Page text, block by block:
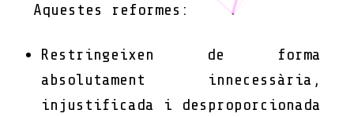
Aquestes reformes:
Restringeixen de forma
absolutament innecessària,
injustificada i desproporcionada